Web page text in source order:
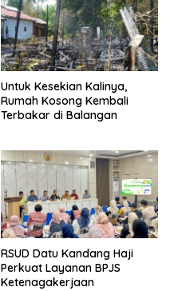
Untuk Kesekian Kalinya,
Rumah Kosong Kembali
Terbakar di Balangan
RSUD Datu Kandang Haji
Perkuat Layanan BPJS
Ketenagakerjaan